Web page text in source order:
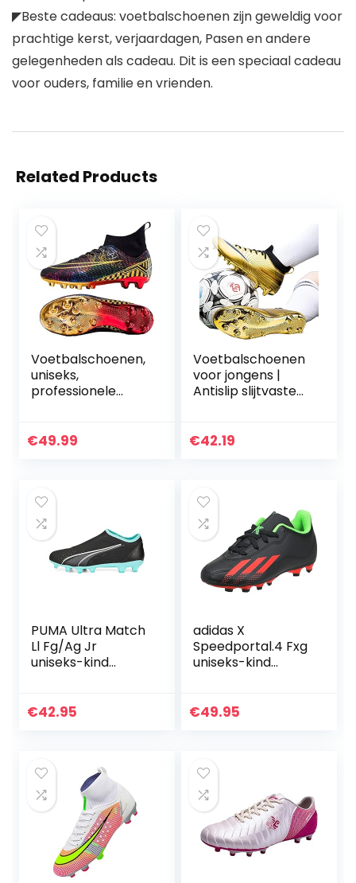
◤Beste cadeaus: voetbalschoenen zijn geweldig voor
prachtige kerst, verjaardagen, Pasen en andere
gelegenheden als cadeau. Dit is een speciaal cadeau
voor ouders, familie en vrienden.
Related Products
Voetbalschoenen,
uniseks,
professionele
band, geschikt
voor volwassenen
en kinderen
€49.99
Voetbalschoenen
voor jongens |
Antislip slijtvaste
jongens,Schoenpla
Trainingsschoenen
Schoenplaatjes
Voetbalschoenen
voor heren
Geruwam
€42.19
PUMA Ultra Match
Ll Fg/Ag Jr
uniseks-kind
€42.95
adidas X
Speedportal.4 Fxg
uniseks-kind
€49.95